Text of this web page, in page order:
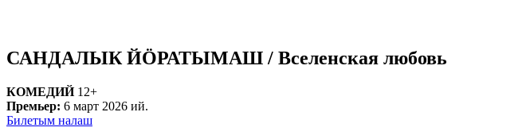
САНДАЛЫК ЙӦРАТЫМАШ / Вселенская любовь
КОМЕДИЙ12+
Премьер: 6 март 2026 ий.
Билетым налаш